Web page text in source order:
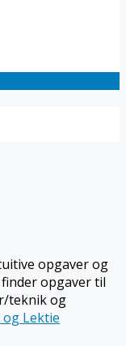
opgaver og
opgaver til
teknik og
og Lektie